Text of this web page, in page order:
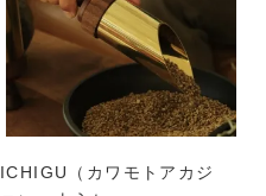
ICHIGU（カワモトアカジ